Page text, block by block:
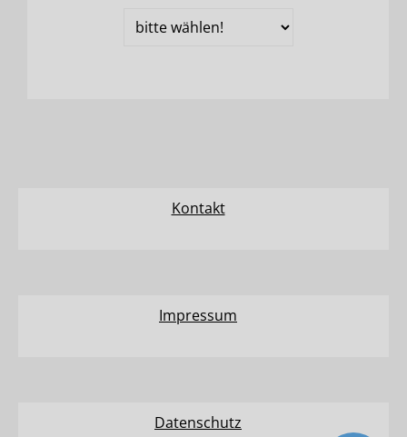
Straßen
Kontakt
Impressum
Datenschutz